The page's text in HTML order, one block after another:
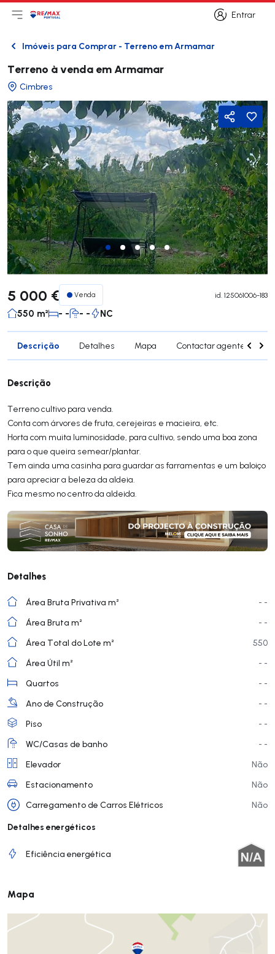
Entrar
Entrar
Abri menu principal
LogoIr para página inicial
VoltarImóveis para Comprar - Terreno em Armamar
Terreno à venda em Armamar
Cimbres
Partilhar
5 000 € Venda id. 125061006-183
550 m² - - - - NC
Descrição Detalhes Mapa Contactar agente
Descrição
Terreno cultivo para venda.
Conta com árvores de fruta, cerejeiras e macieira, etc.
Horta com muita luminosidade, para cultivo, sendo uma boa zona
para o que queira semear/plantar.
Tem ainda uma casinha para guardar as farramentas e um baloiço
para apreciar a beleza da aldeia.
Fica mesmo no centro da aldeida.
Detalhes
Área Bruta Privativa m²
- -
Área Bruta m²
- -
Área Total do Lote m²
550
Área Útil m²
- -
Quartos
- -
Ano de Construção
- -
Piso
- -
WC/Casas de banho
- -
Elevador
Não
Estacionamento
Não
Carregamento de Carros Elétricos
Não
Detalhes energéticos
Eficiência energética
Mapa